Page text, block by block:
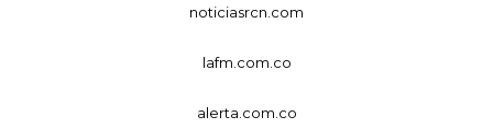
noticiasrcn.com
lafm.com.co
alerta.com.co